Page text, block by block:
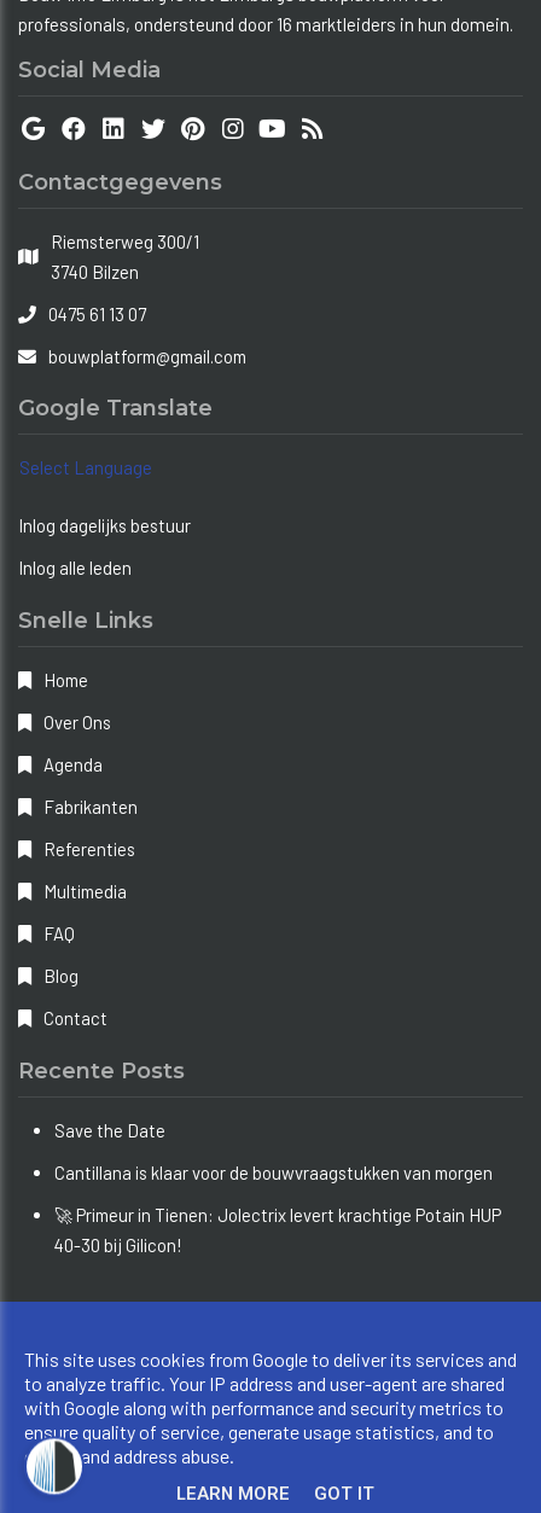
professionals, ondersteund door 16 marktleiders in hun domein.
Social Media
Contactgegevens
Riemsterweg 300/1
3740 Bilzen
0475 61 13 07
bouwplatform@gmail.com
Google Translate
Select Language
Inlog dagelijks bestuur
Inlog alle leden
Snelle Links
Home
Over Ons
Agenda
Fabrikanten
Referenties
Multimedia
FAQ
Blog
Contact
Recente Posts
Save the Date
Cantillana is klaar voor de bouwvraagstukken van morgen
🚀 Primeur in Tienen: Jolectrix levert krachtige Potain HUP
40-30 bij Gilicon!
Privacy & Cookies|UP-TO-DATE WebDesign
This site uses cookies from Google to deliver its services and
to analyze traffic. Your IP address and user-agent are shared
with Google along with performance and security metrics to
ensure quality of service, generate usage statistics, and to
detect and address abuse.
LEARN MORE GOT IT